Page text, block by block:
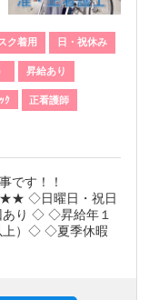
ク着用 日・祝休み
昇給あり
ｸ 正看護師
です！！
◇日曜日・祝日
あり ◇ ◇昇給年１
上）◇ ◇夏季休暇